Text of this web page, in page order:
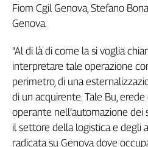
Inca
Caaf
Speciali
G8
di
Genova,
il
sangue
Fiom Cgil Genova, Stefano
Genova.
"Al di là di come la si voglia
interpretare tale operazione
perimetro, di una
di un acquirente. Tale Bu,
operante nell’automazione
il settore della logistica e degli
radicata su Genova dove